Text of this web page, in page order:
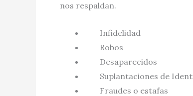
nos respaldan.
Infidelidad
Robos
Desaparecidos
Suplantaciones de
Fraudes o estafas